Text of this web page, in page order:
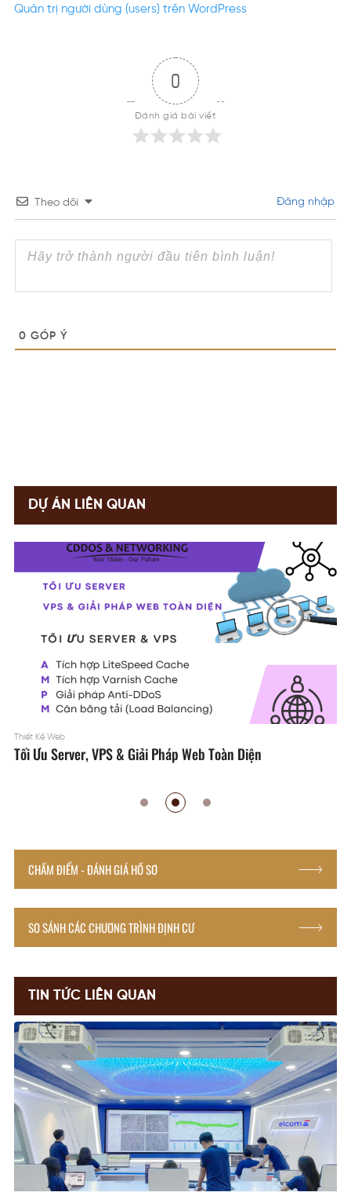
Quản trị người dùng (users) trên WordPress
0
Đánh giá bài viết
Theo dõi Đăng nhập
0 GÓP Ý
DỰ ÁN LIÊN QUAN
Thiết Kế Web
Tối Ưu Server, VPS & Giải Pháp Web Toàn Diện
CHẤM ĐIỂM - ĐÁNH GIÁ HỒ SƠ
SO SÁNH CÁC CHƯƠNG TRÌNH ĐỊNH CƯ
TIN TỨC LIÊN QUAN